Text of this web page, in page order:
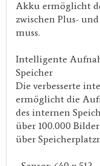
Akku ermöglicht
zwischen Plus-
muss.
Intelligente
Speicher
Die verbesserte
ermöglicht die
des internen
über 100.000
über